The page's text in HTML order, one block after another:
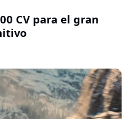
CV para el gran